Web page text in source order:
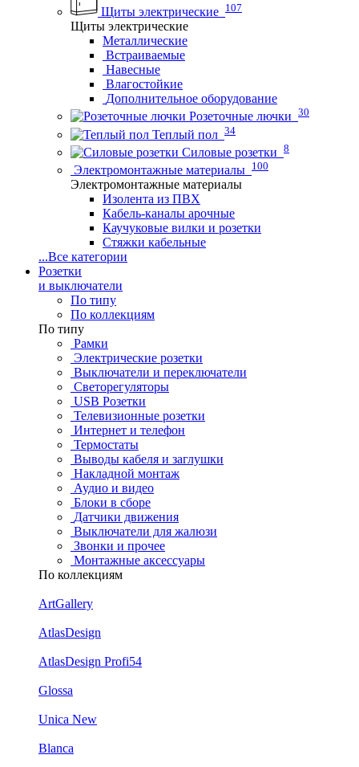
Щиты электрические 107
Щиты электрические
Металлические
Встраиваемые
Навесные
Влагостойкие
Дополнительное оборудование
Розеточные лючки 30
Теплый пол 34
Силовые розетки 8
Электромонтажные материалы 100
Электромонтажные материалы
Изолента из ПВХ
Кабель-каналы арочные
Каучуковые вилки и розетки
Стяжки кабельные
...Все категории
Розетки
и выключатели
По типу
По коллекциям
По типу
Рамки
Электрические розетки
Выключатели и переключатели
Светорегуляторы
USB Розетки
Телевизионные розетки
Интернет и телефон
Термостаты
Выводы кабеля и заглушки
Накладной монтаж
Аудио и видео
Блоки в сборе
Датчики движения
Выключатели для жалюзи
Звонки и прочее
Монтажные аксессуары
По коллекциям
ArtGallery
AtlasDesign
AtlasDesign Profi54
Glossa
Unica New
Blanca